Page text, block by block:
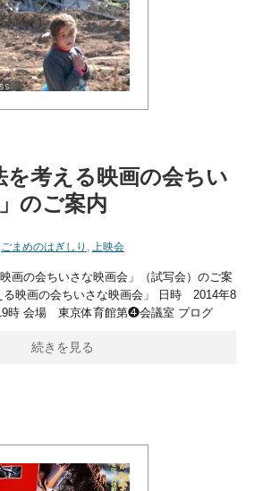
を考える映画の会ちい
のご案内
ごまめのはぎしり , 上映会
画の会ちいさな映画会」（試写会）のご案
る映画の会ちいさな映画会」 日時 2014年8
時 会場 東京体育館第❹会議室 プログ
続きを見る